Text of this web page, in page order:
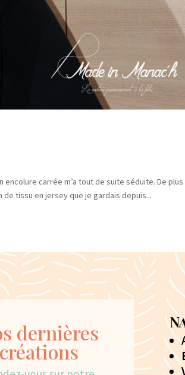
carrée m’a tout de suite séduite. De plus
tissu en jersey que je gardais depuis...
dernières
créations